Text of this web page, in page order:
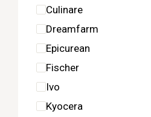
Culinare
Dreamfarm
Epicurean
Fischer
Ivo
Kyocera